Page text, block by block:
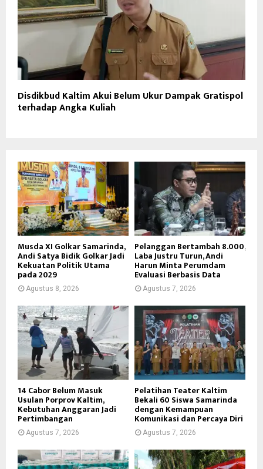
Disdikbud Kaltim Akui Belum Ukur Dampak Gratispol
terhadap Angka Kuliah
Musda XI Golkar Samarinda,
Andi Satya Bidik Golkar Jadi
Kekuatan Politik Utama
pada 2029
Agustus 8, 2026
Pelanggan Bertambah 8.000,
Laba Justru Turun, Andi
Harun Minta Perumdam
Evaluasi Berbasis Data
Agustus 7, 2026
14 Cabor Belum Masuk
Usulan Porprov Kaltim,
Kebutuhan Anggaran Jadi
Pertimbangan
Agustus 7, 2026
Pelatihan Teater Kaltim
Bekali 60 Siswa Samarinda
dengan Kemampuan
Komunikasi dan Percaya Diri
Agustus 7, 2026